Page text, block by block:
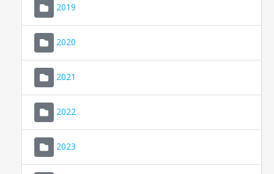
2019
2020
2021
2022
2023